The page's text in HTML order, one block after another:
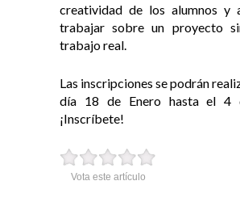
creatividad de los alumnos y
trabajar sobre un proyecto
trabajo real.
Las inscripciones se podrán
día 18 de Enero hasta el 4
¡Inscríbete!
Vota este artículo